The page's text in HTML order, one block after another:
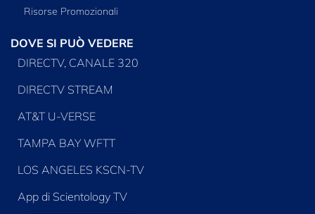
Risorse Promozionali
DOVE SI PUÒ VEDERE
DIRECTV, CANALE 320
DIRECTV STREAM
AT&T U-VERSE
TAMPA BAY WFTT
LOS ANGELES KSCN-TV
App di Scientology TV